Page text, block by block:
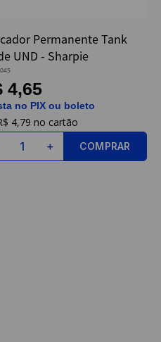
Permanente Tank
UND - Sharpie
4,65
no PIX ou boleto
4,79
＋ COMPRAR